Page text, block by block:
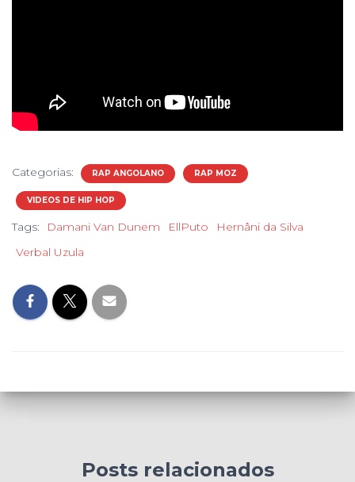
Categorias: RAP ANGOLANO RAP MOZ
VIDEOS DE HIP HOP
Tags: Damani Van Dunem EllPuto
Hernâni da Silva
Verbal Uzula
Posts relacionados